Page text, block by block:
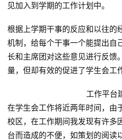
原
创
专
见加入到学期的工作计划中。
根据上学期干事的反应和以往的
机制，给每个干事一个能提出自
长和主席团对这些意见进行反馈
量，但却有效的促进了学生会工
工作平台
在学生会工作将近两年时间，由
校区，在工作期间我发现有许多
台而造成的不便，如策划的阅读